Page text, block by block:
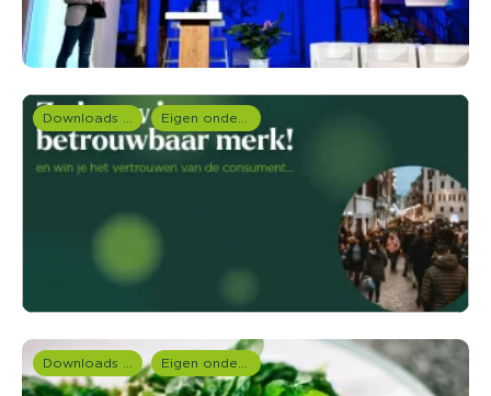
Downloads en rapportages Eigen onderzoeken
Downloads en rapportages Eigen onderzoeken